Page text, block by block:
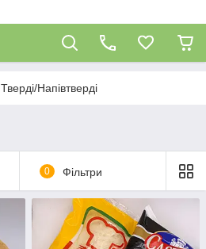
Тверді/Напівтверді
0 Фільтри